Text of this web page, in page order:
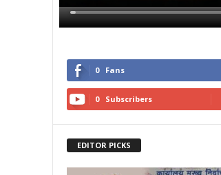
0 Fans
0 Subscribers
EDITOR PICKS